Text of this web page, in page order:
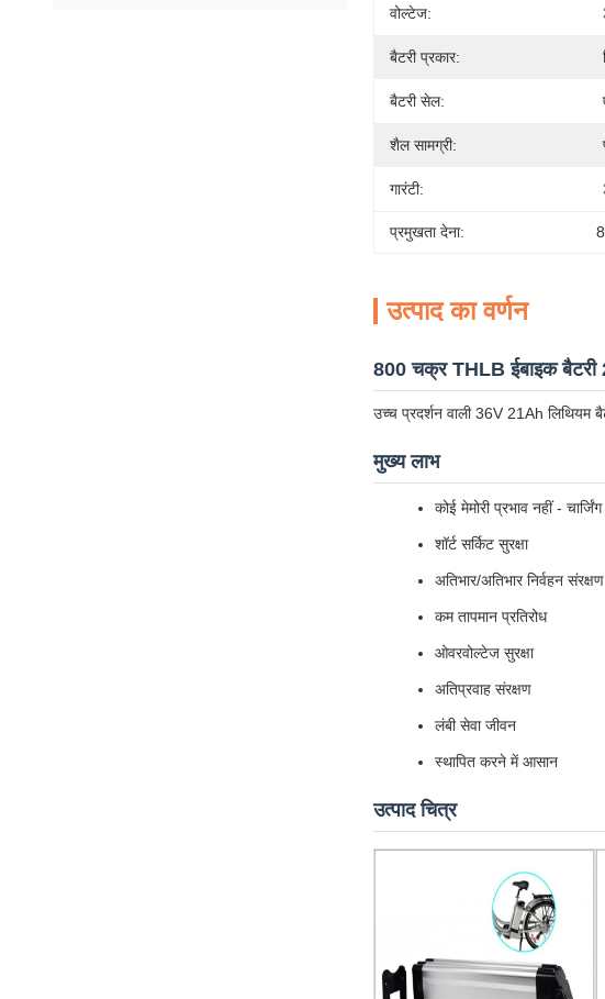
वोल्टेज:
बैटरी प्रकार:
बैटरी सेल:
शैल सामग्री:
गारंटी:
प्रमुखता देना:
उत्पाद का वर्णन
800 चक्र THLB ईबाइक बैटरी
उच्च प्रदर्शन वाली 36V 21Ah लिथियम
मुख्य लाभ
कोई मेमोरी प्रभाव नहीं -
शॉर्ट सर्किट सुरक्षा
अतिभार/अतिभार निर्वहन संरक्षण
कम तापमान प्रतिरोध
ओवरवोल्टेज सुरक्षा
अतिप्रवाह संरक्षण
लंबी सेवा जीवन
स्थापित करने में आसान
उत्पाद चित्र